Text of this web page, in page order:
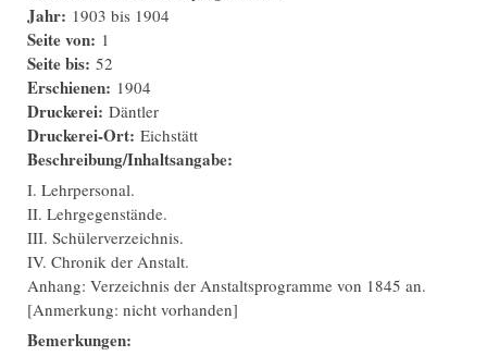
Jahr: 1903 bis 1904
Seite von: 1
Seite bis: 52
Erschienen: 1904
Druckerei: Däntler
Druckerei-Ort: Eichstätt
Beschreibung/Inhaltsangabe:
I. Lehrpersonal.
II. Lehrgegenstände.
III. Schülerverzeichnis.
IV. Chronik der Anstalt.
Anhang: Verzeichnis der Anstaltsprogramme von 1845 an.
[Anmerkung: nicht vorhanden]
Bemerkungen: